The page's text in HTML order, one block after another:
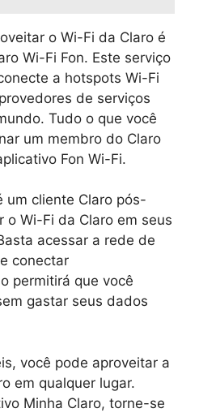
o Wi-Fi da Claro é
Wi-Fi Fon. Este serviço
a hotspots Wi-Fi
de serviços
Tudo o que você
um membro do Claro
Fon Wi-Fi.
um cliente Claro pós-
o Wi-Fi da Claro em seus
acessar a rede de
conectar
permitirá que você
gastar seus dados
você pode aproveitar a
em qualquer lugar.
Minha Claro, torne-se